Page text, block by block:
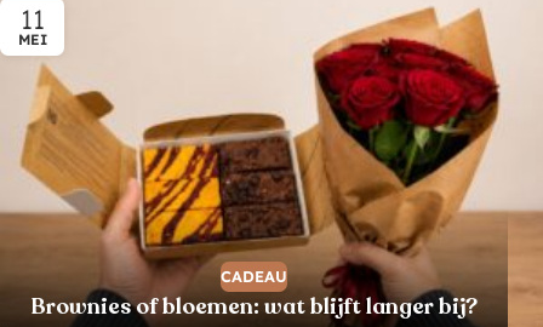
11
MEI
CADEAU
Brownies of bloemen: wat blijft langer bij?